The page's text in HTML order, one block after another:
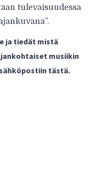
tulevaisuudessa
ja tiedät mistä
musiikin
tästä.